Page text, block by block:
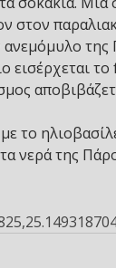
στον
της
εισέρχεται
το
νερά της